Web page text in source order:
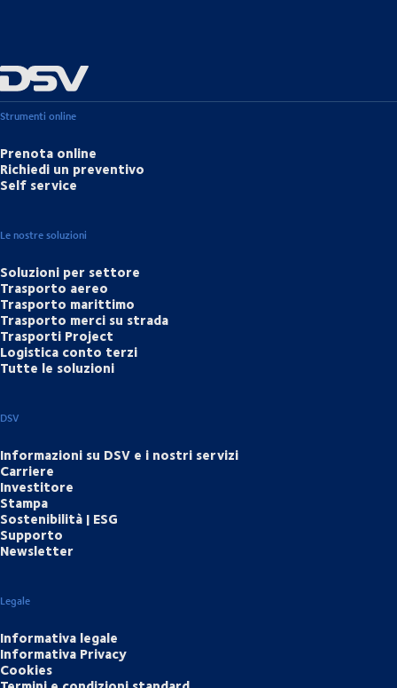
Strumenti online
Prenota online
Richiedi un preventivo
Self service
Le nostre soluzioni
Soluzioni per settore
Trasporto aereo
Trasporto marittimo
Trasporto merci su strada
Trasporti Project
Logistica conto terzi
Tutte le soluzioni
DSV
Informazioni su DSV e i nostri servizi
Carriere
Investitore
Stampa
Sostenibilità | ESG
Supporto
Newsletter
Legale
Informativa legale
Informativa Privacy
Cookies